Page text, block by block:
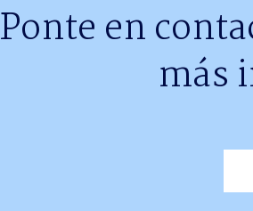
Ponte en
más